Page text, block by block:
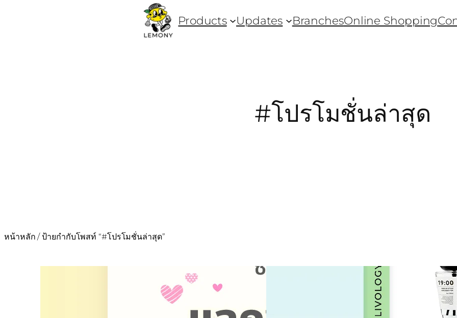
Products Updates BranchesOnline Shopping
#โปรโมชั่นล่าสุด
หน้าหลัก / ป้ายกำกับโพสท์ “#โปรโมชั่นล่าสุด”